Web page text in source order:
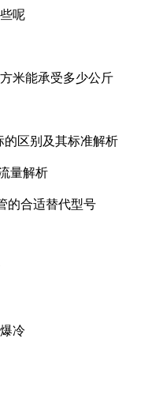
呢
米能承受多少公斤
的区别及其标准解析
量解析
的合适替代型号
冷